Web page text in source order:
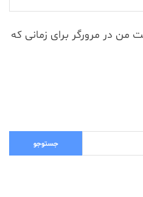
من در مرورگر برای زمانی که